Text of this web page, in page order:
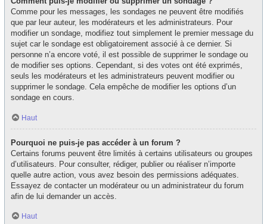
Comme pour les messages, les sondages ne peuvent être modifiés
que par leur auteur, les modérateurs et les administrateurs. Pour
modifier un sondage, modifiez tout simplement le premier message du
sujet car le sondage est obligatoirement associé à ce dernier. Si
personne n’a encore voté, il est possible de supprimer le sondage ou
de modifier ses options. Cependant, si des votes ont été exprimés,
seuls les modérateurs et les administrateurs peuvent modifier ou
supprimer le sondage. Cela empêche de modifier les options d’un
sondage en cours.
Haut
Pourquoi ne puis-je pas accéder à un forum ?
Certains forums peuvent être limités à certains utilisateurs ou groupes
d’utilisateurs. Pour consulter, rédiger, publier ou réaliser n’importe
quelle autre action, vous avez besoin des permissions adéquates.
Essayez de contacter un modérateur ou un administrateur du forum
afin de lui demander un accès.
Haut